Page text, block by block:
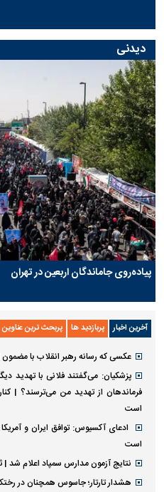
دیدنی
پیاده‌روی جاماندگان اربعین در تهران
آخرین اخبار پربازدید ها پربحث ترین عناوین
عکسی که رسانه رهبر انقلاب با مضمون
پزشکیان: می‌گفتند فلانی با تهدید
فرماندهان از تهدید من می‌ترسند؟ |
است
ادعای آکسیوس: توافق ایران و
است
نتایج آزمون مدارس سمپاد اعلام شد |
هشدار تارتار؛ جاسوس همچنان در